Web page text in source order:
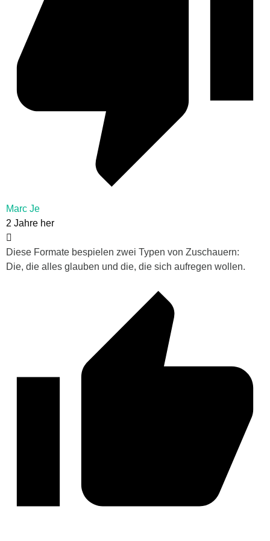
Marc Je
2 Jahre her
Diese Formate bespielen zwei Typen von Zuschauern:
Die, die alles glauben und die, die sich aufregen wollen.